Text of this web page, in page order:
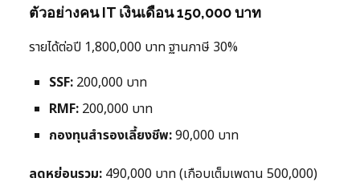
ตัวอย่างคน IT เงินเดือน 150,000 บาท
รายได้ต่อปี 1,800,000 บาท ฐานภาษี 30%
SSF: 200,000 บาท
RMF: 200,000 บาท
กองทุนสำรองเลี้ยงชีพ:90,000 บาท
ลดหย่อนรวม: 490,000 บาท (เกือบเต็มเพดาน 500,000)